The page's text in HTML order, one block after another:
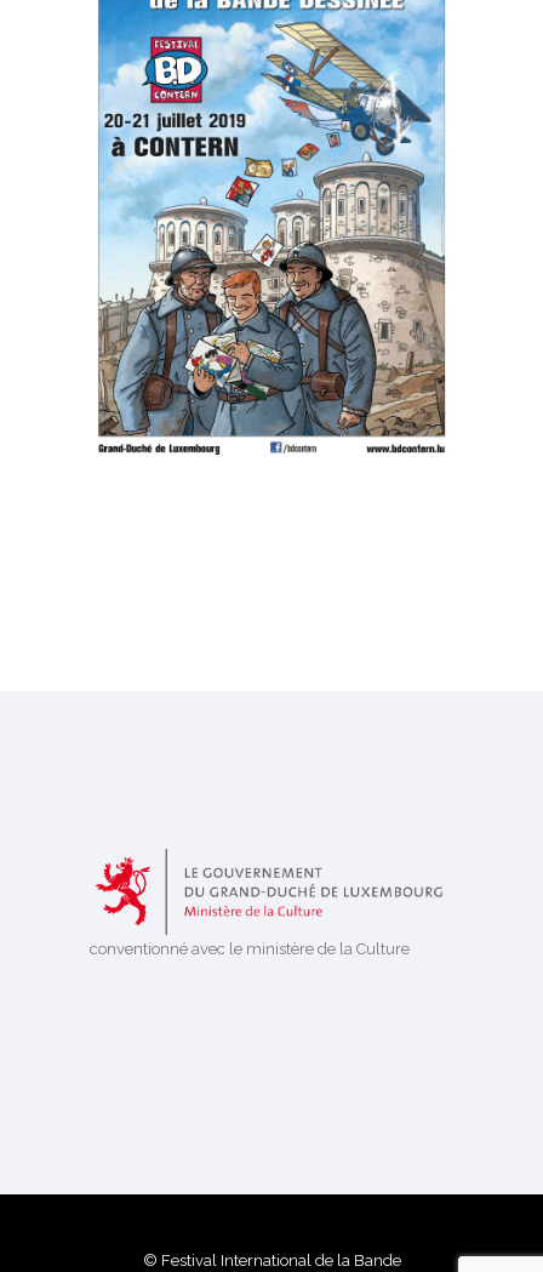
conventionné avec le ministère de la Culture
© Festival International de la Bande